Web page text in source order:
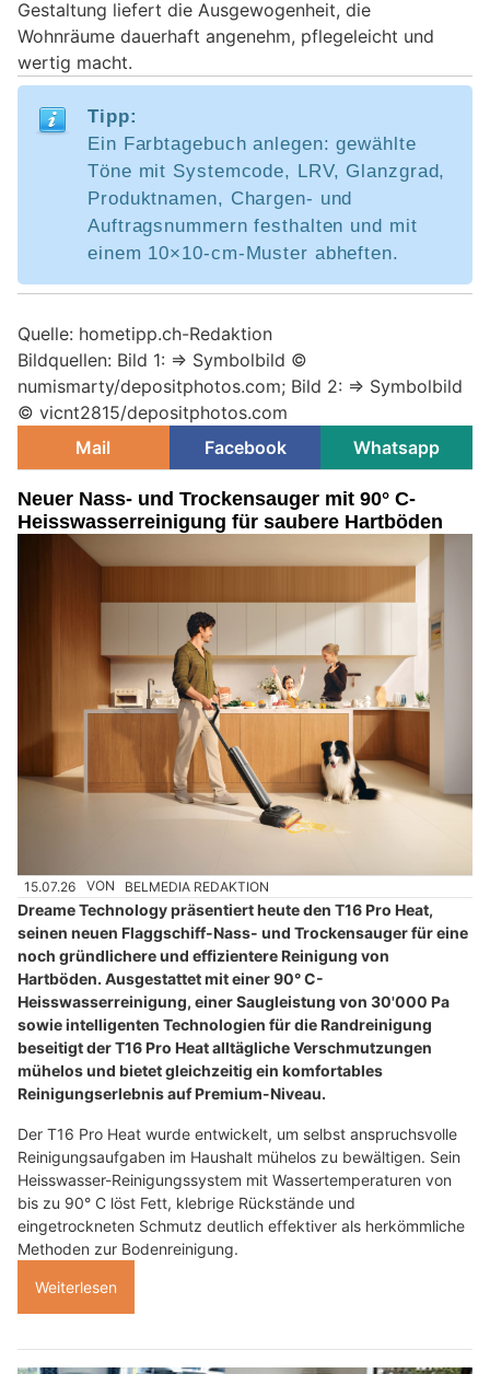
Gestaltung liefert die Ausgewogenheit, die
Wohnräume dauerhaft angenehm, pflegeleicht und
wertig macht.
Tipp:
Ein Farbtagebuch anlegen: gewählte
Töne mit Systemcode, LRV, Glanzgrad,
Produktnamen, Chargen‑ und
Auftragsnummern festhalten und mit
einem 10×10‑cm‑Muster abheften.
Quelle: hometipp.ch-Redaktion
Bildquellen: Bild 1: => Symbolbild ©
numismarty/depositphotos.com; Bild 2: => Symbolbild
© vicnt2815/depositphotos.com
Mail
Facebook Whatsapp
Neuer Nass- und Trockensauger mit 90° C-
Heisswasserreinigung für saubere Hartböden
15.07.26 VON BELMEDIA REDAKTION
Dreame Technology präsentiert heute den T16 Pro Heat,
seinen neuen Flaggschiff-Nass- und Trockensauger für eine
noch gründlichere und effizientere Reinigung von
Hartböden. Ausgestattet mit einer 90° C-
Heisswasserreinigung, einer Saugleistung von 30'000 Pa
sowie intelligenten Technologien für die Randreinigung
beseitigt der T16 Pro Heat alltägliche Verschmutzungen
mühelos und bietet gleichzeitig ein komfortables
Reinigungserlebnis auf Premium-Niveau.
Der T16 Pro Heat wurde entwickelt, um selbst anspruchsvolle
Reinigungsaufgaben im Haushalt mühelos zu bewältigen. Sein
Heisswasser-Reinigungssystem mit Wassertemperaturen von
bis zu 90° C löst Fett, klebrige Rückstände und
eingetrockneten Schmutz deutlich effektiver als herkömmliche
Methoden zur Bodenreinigung.
Weiterlesen